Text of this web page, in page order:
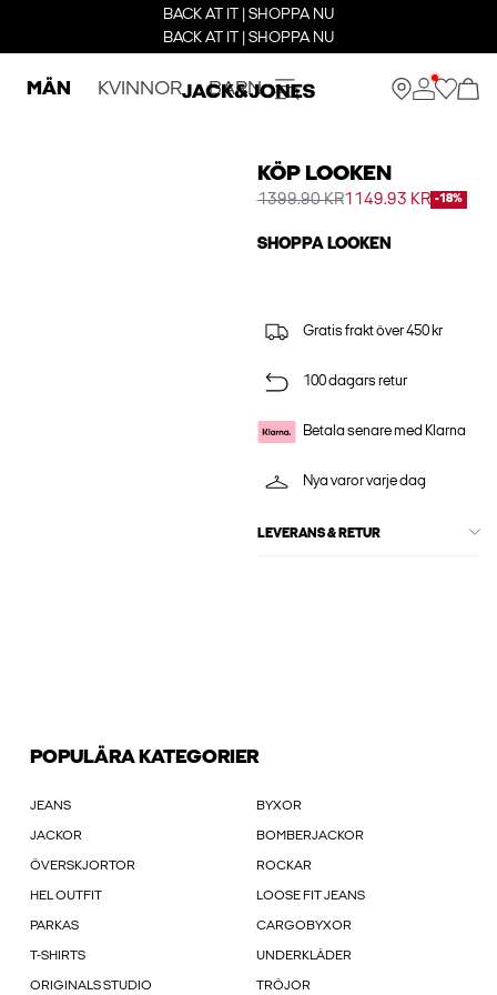
BACK AT IT | SHOPPA NU
BACK AT IT | SHOPPA NU
MÄN KVINNOR BARN
KÖP LOOKEN
1399.90 KR1149.93 KR -18%
SHOPPA LOOKEN
Gratis frakt över 450 kr
100 dagars retur
Betala senare med Klarna
Nya varor varje dag
LEVERANS & RETUR
POPULÄRA KATEGORIER
JEANS BYXOR
JACKOR BOMBERJACKOR
ÖVERSKJORTOR ROCKAR
HEL OUTFIT LOOSE FIT JEANS
PARKAS CARGOBYXOR
T-SHIRTS UNDERKLÄDER
ORIGINALS STUDIO TRÖJOR